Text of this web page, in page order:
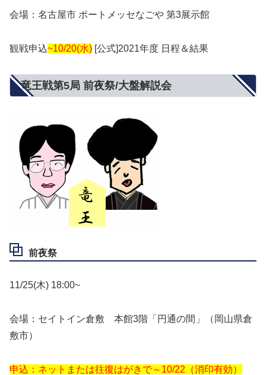
会場：名古屋市 ポートメッセなごや 第3展示館
観戦申込~10/20(水) [公式]2021年度 日程＆結果
竜王戦第5局 前夜祭/大盤解説会
前夜祭
11/25(木) 18:00~
会場：セイトイン倉敷 本館3階「円通の間」（岡山県倉
敷市）
申込：ネットまたは往復はがきで～10/22（消印有効）